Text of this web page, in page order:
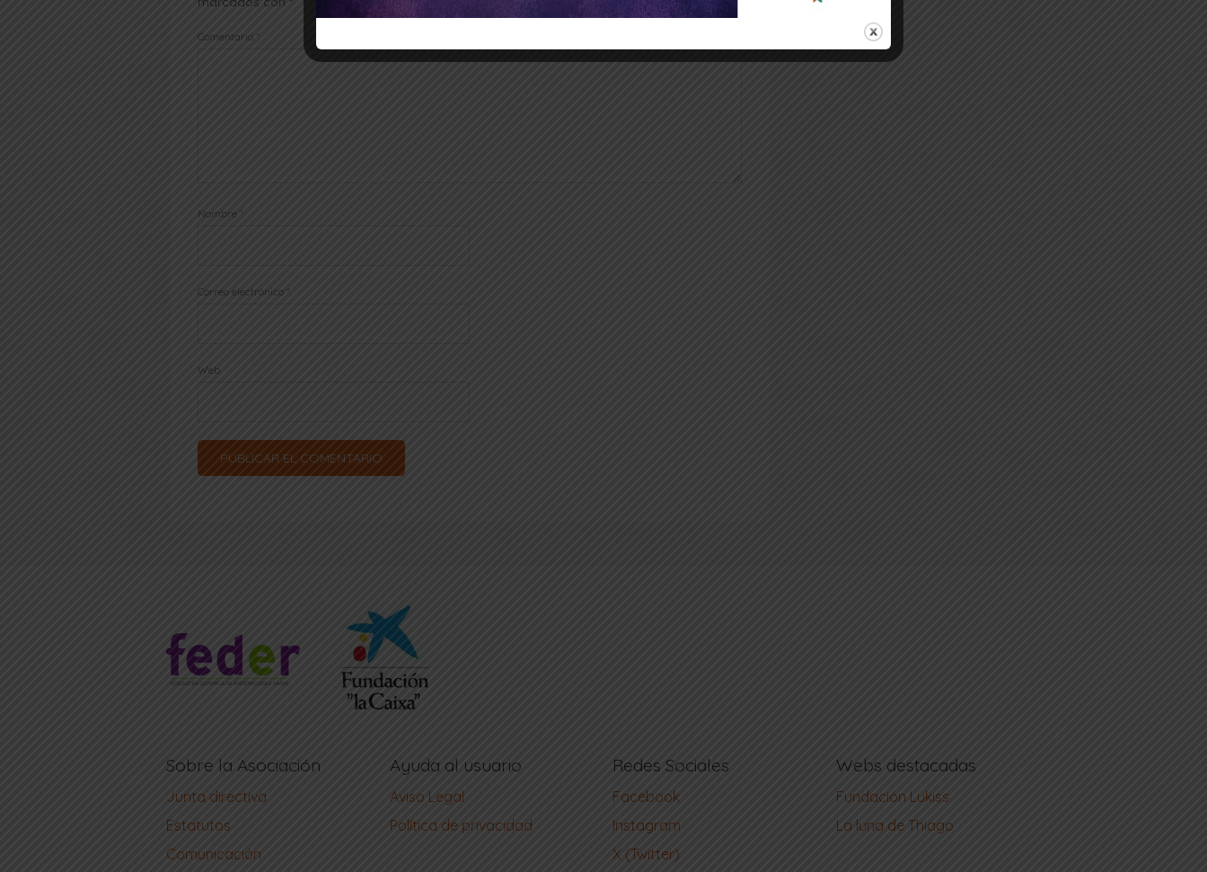
Comentario
Nombre
Correo electrónico *
Web
Sobre la Asociación
Junta directiva
Estatutos
Comunicación
Ayuda al usuario
Aviso Legal
Política de privacidad
Redes Sociales
Facebook
Instagram
X (Twitter)
Webs destacadas
Fundación Lukiss
La luna de Thiago